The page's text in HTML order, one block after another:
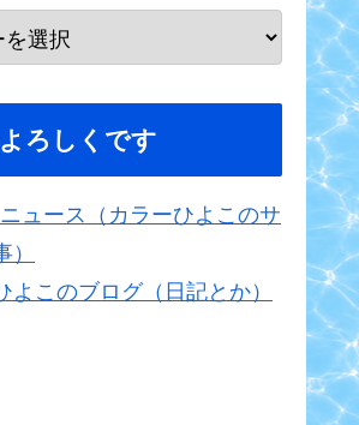
ろしくです
ュース（カラーひよこのサ
）
よこのブログ（日記とか）